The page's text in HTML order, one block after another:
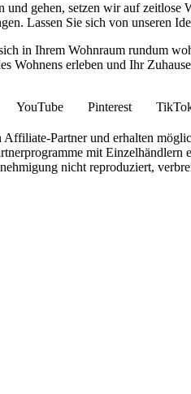
gehen, setzen wir auf
Lassen Sie sich von unseren
in Ihrem Wohnraum rundum
Wohnens erleben und Ihr
YouTube Pinterest
Partner und erhalten
mit
nicht reproduziert,